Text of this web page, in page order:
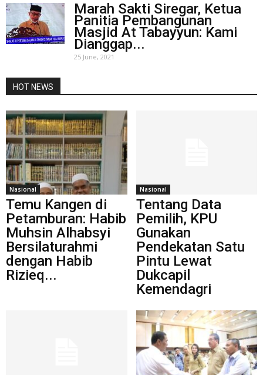
Marah Sakti Siregar, Ketua
Panitia Pembangunan
Masjid At Tabayyun: Kami
Dianggap...
25 June, 2021
HOT NEWS
Nasional
Temu Kangen di
Petamburan: Habib
Muhsin Alhabsyi
Bersilaturahmi
dengan Habib
Rizieq...
Nasional
Tentang Data
Pemilih, KPU
Gunakan
Pendekatan Satu
Pintu Lewat
Dukcapil
Kemendagri